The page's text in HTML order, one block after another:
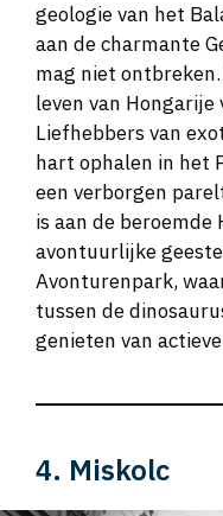
geologie van het
aan de charmante
mag niet
leven van Hongarije
Liefhebbers van
hart ophalen in het
een verborgen
is aan de beroemde
avontuurlijke
Avonturenpark,
tussen de
genieten van
4. Miskolc